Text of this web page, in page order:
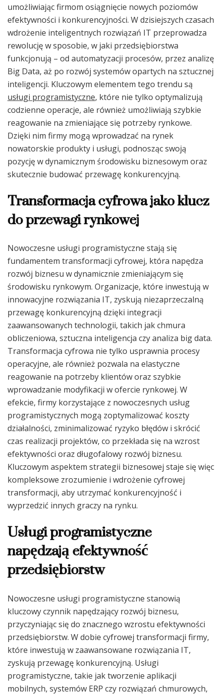
umożliwiając firmom osiągnięcie nowych poziomów
efektywności i konkurencyjności. W dzisiejszych czasach
wdrożenie inteligentnych rozwiązań IT przeprowadza
rewolucję w sposobie, w jaki przedsiębiorstwa
funkcjonują – od automatyzacji procesów, przez analizę
Big Data, aż po rozwój systemów opartych na sztucznej
inteligencji. Kluczowym elementem tego trendu są
usługi programistyczne, które nie tylko optymalizują
codzienne operacje, ale również umożliwiają szybkie
reagowanie na zmieniające się potrzeby rynkowe.
Dzięki nim firmy mogą wprowadzać na rynek
nowatorskie produkty i usługi, podnosząc swoją
pozycję w dynamicznym środowisku biznesowym oraz
skutecznie budować przewagę konkurencyjną.
Transformacja cyfrowa jako klucz
do przewagi rynkowej
Nowoczesne usługi programistyczne stają się
fundamentem transformacji cyfrowej, która napędza
rozwój biznesu w dynamicznie zmieniającym się
środowisku rynkowym. Organizacje, które inwestują w
innowacyjne rozwiązania IT, zyskują niezaprzeczalną
przewagę konkurencyjną dzięki integracji
zaawansowanych technologii, takich jak chmura
obliczeniowa, sztuczna inteligencja czy analiza big data.
Transformacja cyfrowa nie tylko usprawnia procesy
operacyjne, ale również pozwala na elastyczne
reagowanie na potrzeby klientów oraz szybkie
wprowadzanie modyfikacji w ofercie rynkowej. W
efekcie, firmy korzystające z nowoczesnych usług
programistycznych mogą zoptymalizować koszty
działalności, zminimalizować ryzyko błędów i skrócić
czas realizacji projektów, co przekłada się na wzrost
efektywności oraz długofalowy rozwój biznesu.
Kluczowym aspektem strategii biznesowej staje się więc
kompleksowe zrozumienie i wdrożenie cyfrowej
transformacji, aby utrzymać konkurencyjność i
wyprzedzić innych graczy na rynku.
Usługi programistyczne
napędzają efektywność
przedsiębiorstw
Nowoczesne usługi programistyczne stanowią
kluczowy czynnik napędzający rozwój biznesu,
przyczyniając się do znacznego wzrostu efektywności
przedsiębiorstw. W dobie cyfrowej transformacji firmy,
które inwestują w zaawansowane rozwiązania IT,
zyskują przewagę konkurencyjną. Usługi
programistyczne, takie jak tworzenie aplikacji
mobilnych, systemów ERP czy rozwiązań chmurowych,